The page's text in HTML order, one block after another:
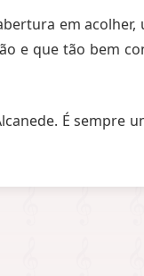
em
e que tão bem
É sempre